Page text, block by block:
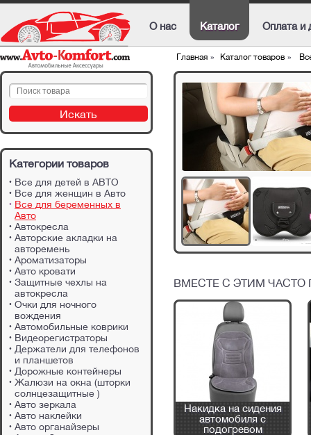
О нас Каталог Оплата и
Главная » Каталог товаров »
ВМЕСТЕ С ЭТИМ ЧАСТО
Чехол для автомобиля
"Микки"
Накидка на сидения
автомобиля с
подогревом
Категории товаров
Все для детей в АВТО
Все для женщин в Авто
Все для беременных в
Авто
Автокресла
Авторские акладки на
авторемень
Ароматизаторы
Авто кровати
Защитные чехлы на
автокресла
Очки для ночного
вождения
Автомобильные коврики
Видеорегистраторы
Держатели для телефонов
и планшетов
Дорожные контейнеры
Жалюзи на окна (шторки
солнцезащитные )
Авто зеркала
Авто наклейки
Авто органайзеры